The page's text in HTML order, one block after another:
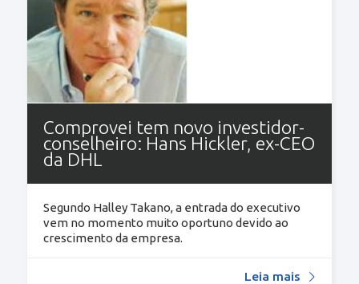
Comprovei tem novo investidor-
conselheiro: Hans Hickler, ex-CEO
da DHL
Segundo Halley Takano, a entrada do executivo
vem no momento muito oportuno devido ao
crescimento da empresa.
Leia mais